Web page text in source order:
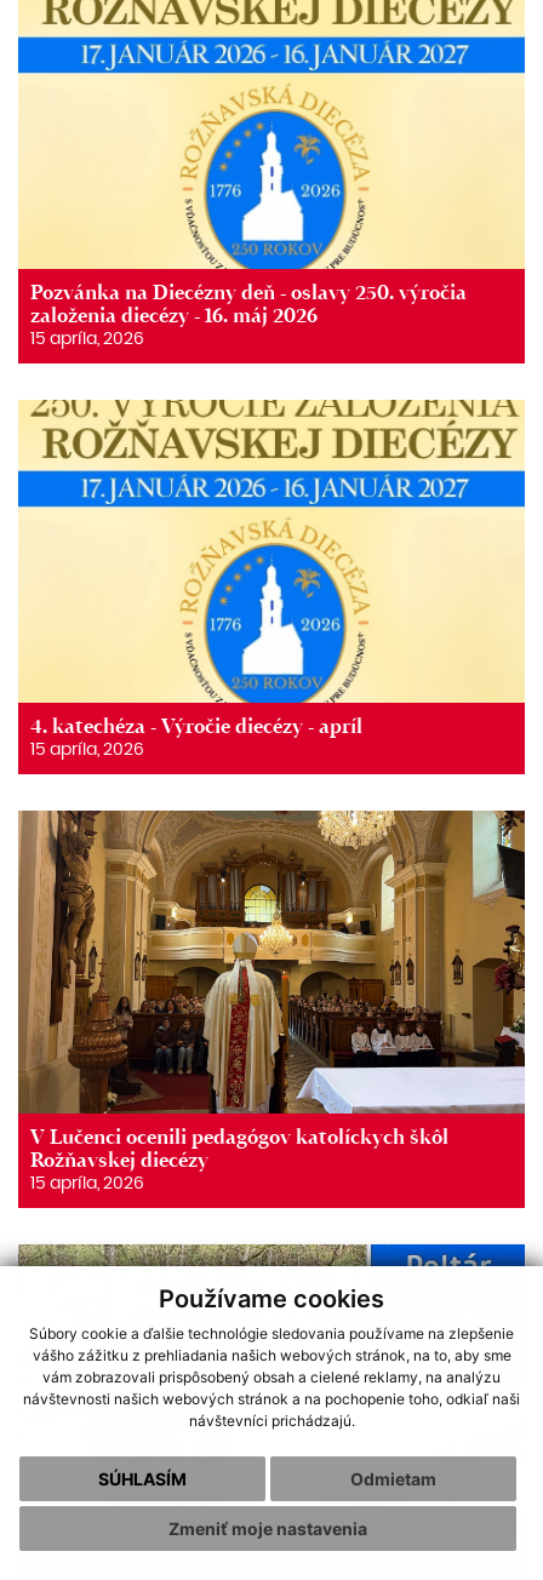
Používame cookies
Súbory cookie a ďalšie technológie sledovania používame na zlepšenie
vášho zážitku z prehliadania našich webových stránok, na to, aby sme
vám zobrazovali prispôsobený obsah a cielené reklamy, na analýzu
návštevnosti našich webových stránok a na pochopenie toho, odkiaľ naši
návštevníci prichádzajú.
SÚHLASÍM Odmietam
Zmeniť moje nastavenia
Pozvánka na Diecézny deň - oslavy 250. výročia
založenia diecézy - 16. máj 2026
15 apríla, 2026
4. katechéza - Výročie diecézy - apríl
15 apríla, 2026
V Lučenci ocenili pedagógov katolíckych škôl
Rožňavskej diecézy
15 apríla, 2026